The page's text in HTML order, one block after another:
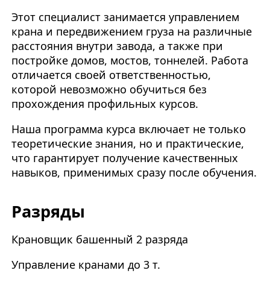
Этот специалист занимается управлением
крана и передвижением груза на различные
расстояния внутри завода, а также при
постройке домов, мостов, тоннелей. Работа
отличается своей ответственностью,
которой невозможно обучиться без
прохождения профильных курсов.
Наша программа курса включает не только
теоретические знания, но и практические,
что гарантирует получение качественных
навыков, применимых сразу после обучения.
Разряды
Крановщик башенный 2 разряда
Управление кранами до 3 т.